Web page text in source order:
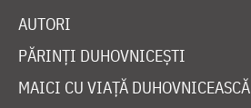
AUTORI
PĂRINȚI DUHOVNICEȘTI
MAICI CU VIAȚĂ DUHOVNICEASCĂ